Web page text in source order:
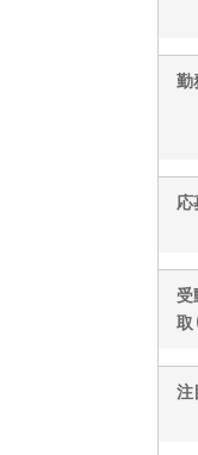
勤
応
受
取
注